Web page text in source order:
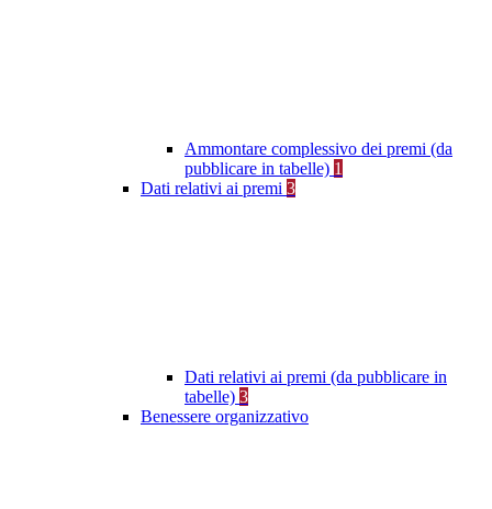
Ammontare complessivo dei premi (da
pubblicare in tabelle) 1
Dati relativi ai premi 3
Dati relativi ai premi (da pubblicare in
tabelle) 3
Benessere organizzativo